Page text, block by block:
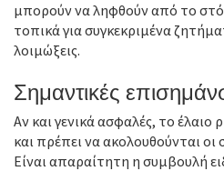
μπορούν να ληφθούν από το
τοπικά για συγκεκριμένα
λοιμώξεις.
Σημαντικές
Αν και γενικά ασφαλές, το έλαιο
και πρέπει να ακολουθούνται οι
Είναι απαραίτητη η συμβουλή